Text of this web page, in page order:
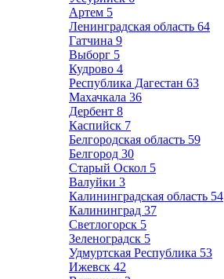
Артем 5
Ленинградская область 64
Гатчина 9
Выборг 5
Кудрово 4
Республика Дагестан 63
Махачкала 36
Дербент 8
Каспийск 7
Белгородская область 59
Белгород 30
Старый Оскол 5
Валуйки 3
Калининградская область 54
Калининград 37
Светлогорск 5
Зеленоградск 5
Удмуртская Республика 53
Ижевск 42